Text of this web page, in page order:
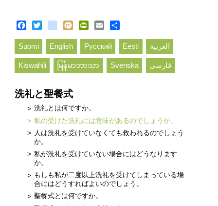
Facebook
Twitterblogger_post
Mixi PrintFriendly
Email
Suomi English Русский Eesti العربية
Kiswahili မြန်မာဘာသာ Svenska فارسی
洗礼と聖餐式
洗礼とは何ですか。
私の受けた洗礼には意味があるのでしょうか。
人は洗礼を受けていなくても救われるのでしょう
か。
私が洗礼を受けていない場合にはどうなります
か。
もしも私が二度以上洗礼を受けてしまっている場
合にはどうすればよいのでしょう。
聖餐式とは何ですか。